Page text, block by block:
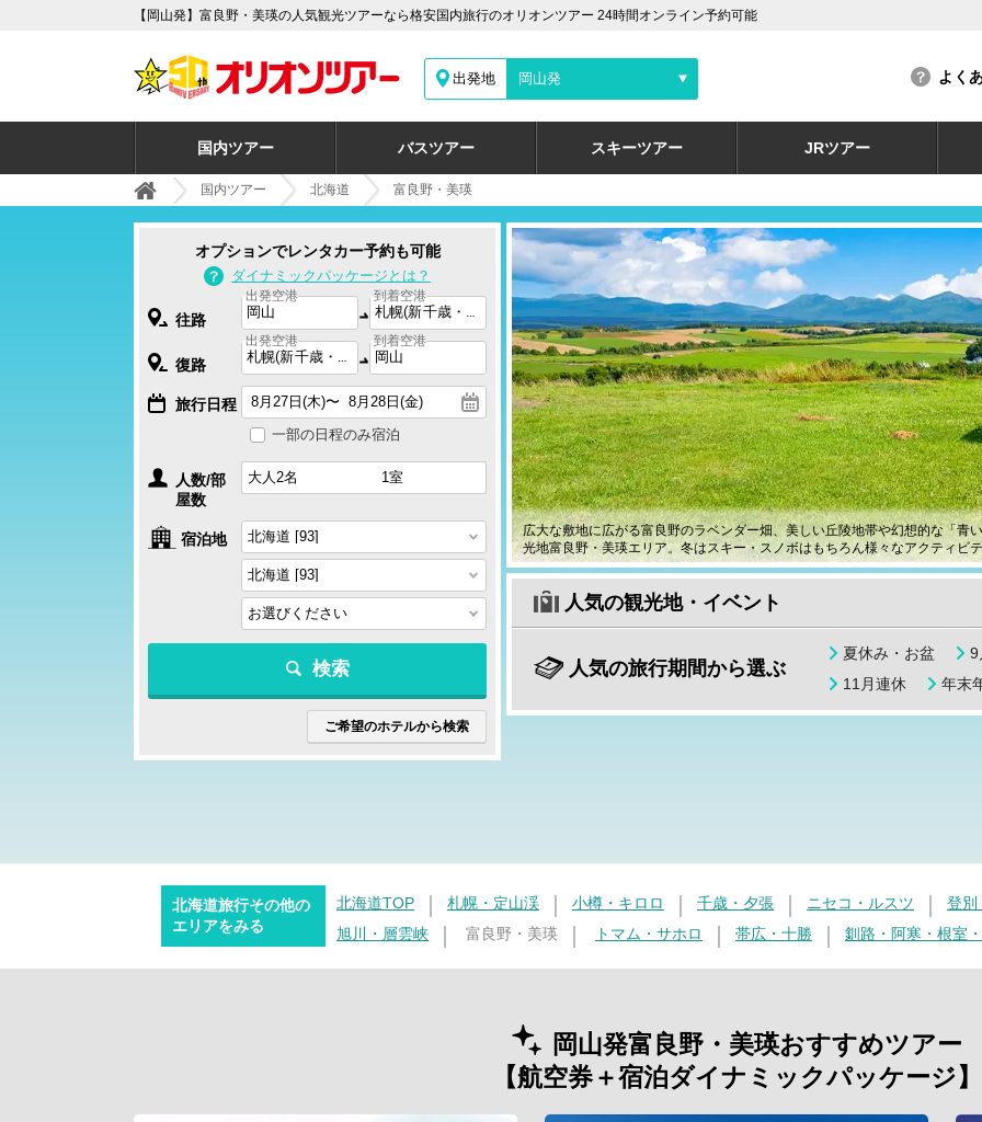
【岡山発】富良野・美瑛の人気観光ツアーなら格安国内旅行のオリオンツアー 24時間オンライン予約可能
出発地 岡山発 よく
国内ツアー バスツアー スキーツアー JRツアー
国内ツアー 北海道 富良野・美瑛
広大な敷地に広がる富良野のラベンダー畑、美しい丘陵地帯や幻想的な「青
光地富良野・美瑛エリア。冬はスキー・スノボはもちろん様々なアクティビ
人気の観光地・イベント
人気の旅行期間から選ぶ
夏休み・お盆
9
11月連休
年末
オプションでレンタカー予約も可能
ダイナミックパッケージとは？
往路
出発空港 到着空港
復路
出発空港 到着空港
旅行日程
一部の日程のみ宿泊
人数/部
屋数
宿泊地
検索
ご希望のホテルから検索
北海道旅行その他の
エリアをみる
北海道TOP 札幌・定山渓 小樽・キロロ 千歳・夕張 ニセコ・ルスツ
登別
旭川・層雲峡
富良野・美瑛 トマム・サホロ 帯広・十勝 釧路・阿寒・根室
岡山発富良野・美瑛おすすめツアー
【航空券＋宿泊ダイナミックパッケージ】